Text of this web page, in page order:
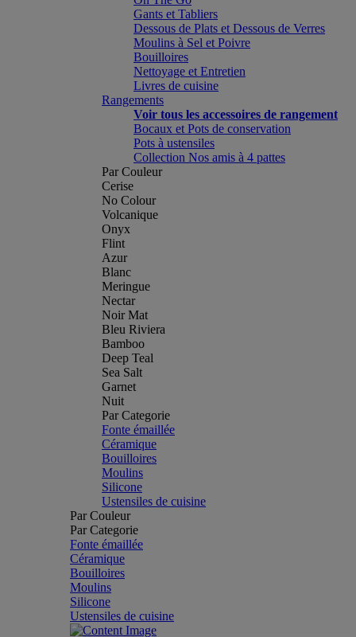
Gants et Tabliers
Dessous de Plats et Dessous de Verres
Moulins à Sel et Poivre
Bouilloires
Nettoyage et Entretien
Livres de cuisine
Rangements
Voir tous les accessoires de rangement
Bocaux et Pots de conservation
Pots à ustensiles
Collection Nos amis à 4 pattes
Par Couleur
Cerise
No Colour
Volcanique
Onyx
Flint
Azur
Blanc
Meringue
Nectar
Noir Mat
Bleu Riviera
Bamboo
Deep Teal
Sea Salt
Garnet
Nuit
Par Categorie
Fonte émaillée
Céramique
Bouilloires
Moulins
Silicone
Ustensiles de cuisine
Par Couleur
Par Categorie
Fonte émaillée
Céramique
Bouilloires
Moulins
Silicone
Ustensiles de cuisine